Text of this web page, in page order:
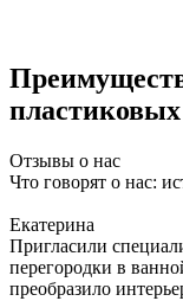
пластиковых
Отзывы о нас
Что говорят о нас:
Екатерина
Пригласили
перегородки в
преобразило